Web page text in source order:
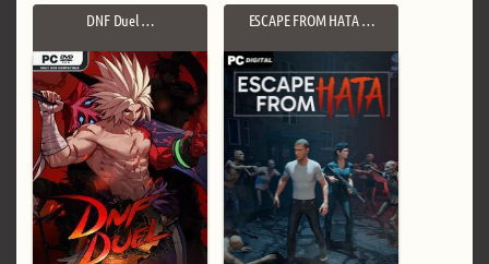
DNF Duel … ESCAPE FROM HATA …